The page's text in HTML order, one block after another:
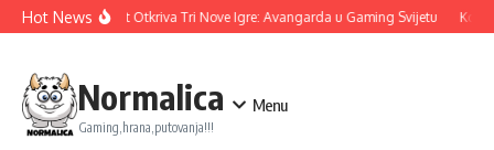
Skip to content
Hot NewsUbisoft Otkriva Tri Nove Igre: Avangarda u Gaming Svijetu
Normalica
Gaming,hrana,putovanja!!!
Menu